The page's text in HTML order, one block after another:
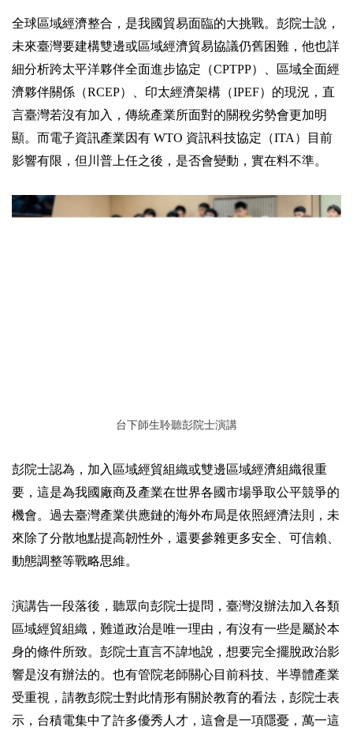
全球區域經濟整合，是我國貿易面臨的大挑戰。彭院士說，
未來臺灣要建構雙邊或區域經濟貿易協議仍舊困難，他也詳
細分析跨太平洋夥伴全面進步協定（CPTPP）、區域全面經
濟夥伴關係（RCEP）、印太經濟架構（IPEF）的現況，直
言臺灣若沒有加入，傳統產業所面對的關稅劣勢會更加明
顯。而電子資訊產業因有 WTO 資訊科技協定（ITA）目前
影響有限，但川普上任之後，是否會變動，實在料不準。
台下師生聆聽彭院士演講
彭院士認為，加入區域經貿組織或雙邊區域經濟組織很重
要，這是為我國廠商及產業在世界各國市場爭取公平競爭的
機會。過去臺灣產業供應鏈的海外布局是依照經濟法則，未
來除了分散地點提高韌性外，還要參雜更多安全、可信賴、
動態調整等戰略思維。
演講告一段落後，聽眾向彭院士提問，臺灣沒辦法加入各類
區域經貿組織，難道政治是唯一理由，有沒有一些是屬於本
身的條件所致。彭院士直言不諱地說，想要完全擺脫政治影
響是沒有辦法的。也有管院老師關心目前科技、半導體產業
受重視，請教彭院士對此情形有關於教育的看法，彭院士表
示，台積電集中了許多優秀人才，這會是一項隱憂，萬一這